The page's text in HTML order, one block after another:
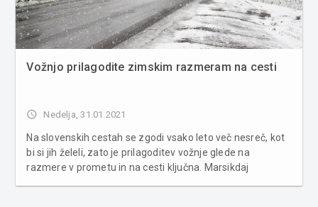
Vožnjo prilagodite zimskim razmeram na cesti
access_time Nedelja, 31.01.2021
Na slovenskih cestah se zgodi vsako leto več nesreč, kot
bi si jih želeli, zato je prilagoditev vožnje glede na
razmere v prometu in na cesti ključna. Marsikdaj